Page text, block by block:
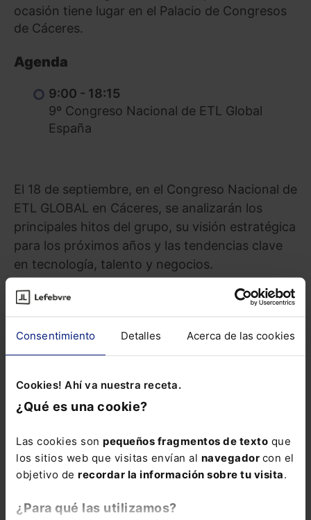
Consentimiento Detalles Acerca de las cookies
Cookies! Ahí va nuestra receta.
¿Qué es una cookie?
Las cookies son pequeños fragmentos de texto que
los sitios web que visitas envían al navegador con el
objetivo de recordar la información sobre tu visita.
¿Para qué las utilizamos?
ocasión tiene lugar en el Palacio de Congresos
de Cáceres.
Agenda
9:00 - 18:15
9º Congreso Nacional de ETL Global
España
El 18 de septiembre, en el Congreso Nacional de
ETL GLOBAL en Cáceres, se analizarán los
principales hitos del grupo, su visión estratégica
para los próximos años y las tendencias clave
en tecnología, talento y negocios.
Compartir
Saber más
TAMBIÉN TE PUEDE INTERESAR